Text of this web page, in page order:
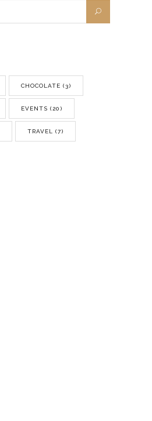
CHOCOLATE (3)
EVENTS (20)
TRAVEL (7)